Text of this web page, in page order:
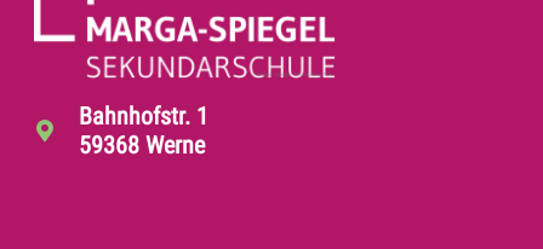
Bahnhofstr. 1
59368 Werne